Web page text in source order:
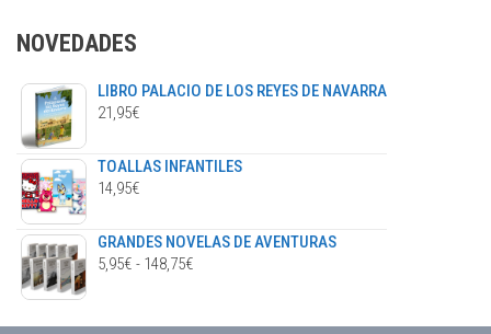
NOVEDADES
LIBRO PALACIO DE LOS REYES DE NAVARRA
21,95€
TOALLAS INFANTILES
14,95€
GRANDES NOVELAS DE AVENTURAS
5,95€ - 148,75€